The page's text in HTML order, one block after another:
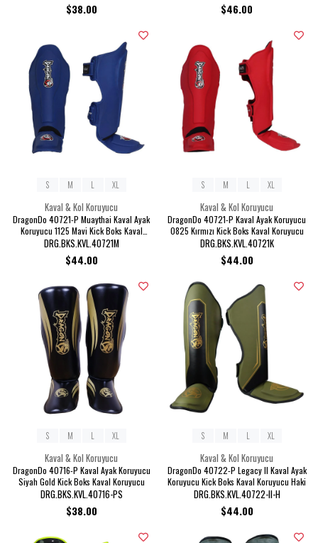
$38.00 $46.00
Kaval & Kol Koruyucu
DragonDo 40721-P Muaythai Kaval Ayak
Koruyucu 1125 Mavi Kick Boks Kaval
Koruyucu
DRG.BKS.KVL.40721M
$44.00
S M L XL
Kaval & Kol Koruyucu
DragonDo 40721-P Kaval Ayak Koruyucu
0825 Kırmızı Kick Boks Kaval Koruyucu
DRG.BKS.KVL.40721K
$44.00
S M L XL
Kaval & Kol Koruyucu
DragonDo 40716-P Kaval Ayak Koruyucu
Siyah Gold Kick Boks Kaval Koruyucu
DRG.BKS.KVL.40716-PS
$38.00
S M L XL
Kaval & Kol Koruyucu
DragonDo 40722-P Legacy II Kaval Ayak
Koruyucu Kick Boks Kaval Koruyucu Haki
DRG.BKS.KVL.40722-II-H
$44.00
S M L XL